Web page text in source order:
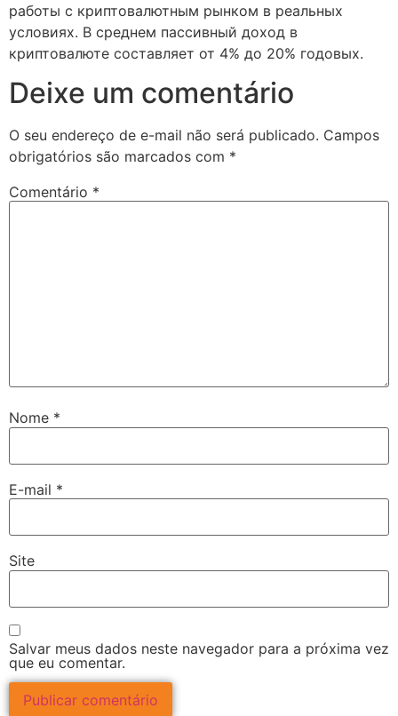
работы с криптовалютным рынком в реальных
условиях. В среднем пассивный доход в
криптовалюте составляет от 4% до 20% годовых.
Deixe um comentário
O seu endereço de e-mail não será publicado. Campos
obrigatórios são marcados com *
Comentário *
Nome *
E-mail *
Site
Salvar meus dados neste navegador para a próxima vez
que eu comentar.